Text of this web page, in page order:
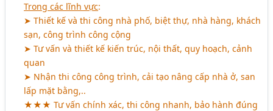
Trong các lĩnh vực:
➤ Thiết kế và thi công nhà phố, biệt thự, nhà hàng, khách
sạn, công trình công cộng
➤ Tư vấn và thiết kế kiến trúc, nội thất, quy hoạch, cảnh
quan
➤ Nhận thi công công trình, cải tạo nâng cấp nhà ở, san
lấp mặt bằng,..
★★★ Tư vấn chính xác, thi công nhanh, bảo hành đúng